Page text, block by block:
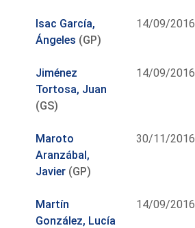
Isac García,
Ángeles (GP)
14/09/2016
Jiménez
Tortosa, Juan
(GS)
14/09/2016
Maroto
Aranzábal,
Javier (GP)
30/11/2016
Martín
González, Lucía
14/09/2016